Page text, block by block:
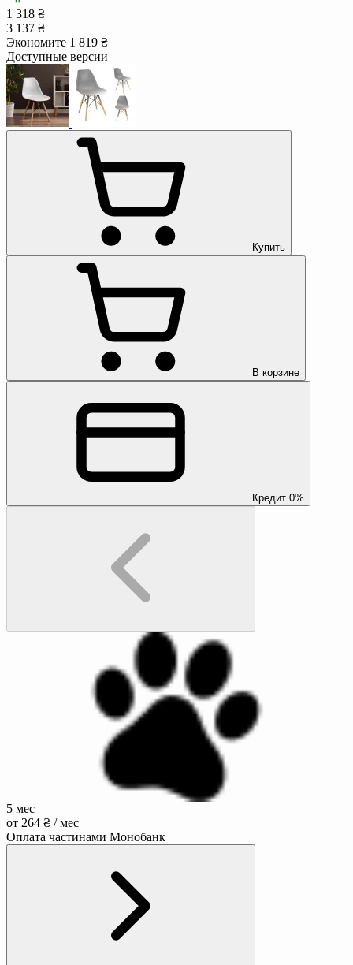
1 318 ₴
3 137 ₴
Экономите 1 819 ₴
Доступные версии
Купить
В корзине
Кредит 0%
5 мес
от 264 ₴ / мес
Оплата частинами Монобанк